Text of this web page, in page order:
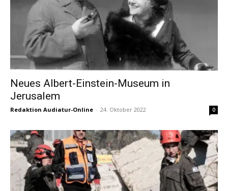
Neues Albert-Einstein-Museum in
Jerusalem
Redaktion Audiatur-Online - 24. Oktober 2022 0